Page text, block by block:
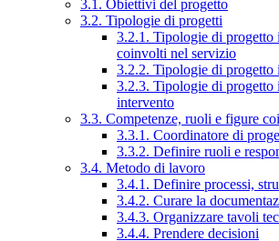
3.1. Obiettivi del progetto
3.2. Tipologie di progetti
3.2.1. Tipologie di progetto
coinvolti nel servizio
3.2.2. Tipologie di progetto
3.2.3. Tipologie di progetto
intervento
3.3. Competenze, ruoli e figure
3.3.1. Coordinatore di
3.3.2. Definire ruoli e
3.4. Metodo di lavoro
3.4.1. Definire processi,
3.4.2. Curare la
3.4.3. Organizzare tavoli
3.4.4. Prendere decisioni